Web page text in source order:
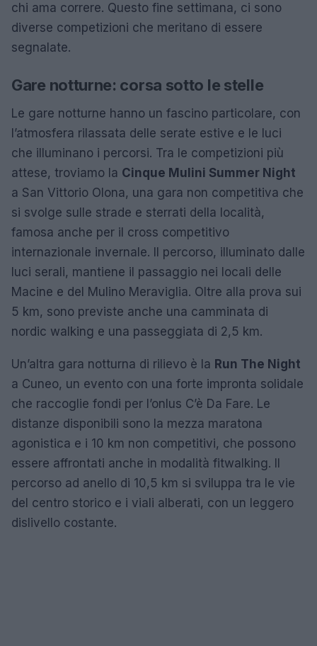
chi ama correre. Questo fine settimana, ci sono
diverse competizioni che meritano di essere
segnalate.
Gare notturne: corsa sotto le stelle
Le gare notturne hanno un fascino particolare, con
l’atmosfera rilassata delle serate estive e le luci
che illuminano i percorsi. Tra le competizioni più
attese, troviamo la Cinque Mulini Summer Night
a San Vittorio Olona, una gara non competitiva che
si svolge sulle strade e sterrati della località,
famosa anche per il cross competitivo
internazionale invernale. Il percorso, illuminato dalle
luci serali, mantiene il passaggio nei locali delle
Macine e del Mulino Meraviglia. Oltre alla prova sui
5 km, sono previste anche una camminata di
nordic walking e una passeggiata di 2,5 km.
Un’altra gara notturna di rilievo è la Run The Night
a Cuneo, un evento con una forte impronta solidale
che raccoglie fondi per l’onlus C’è Da Fare. Le
distanze disponibili sono la mezza maratona
agonistica e i 10 km non competitivi, che possono
essere affrontati anche in modalità fitwalking. Il
percorso ad anello di 10,5 km si sviluppa tra le vie
del centro storico e i viali alberati, con un leggero
dislivello costante.